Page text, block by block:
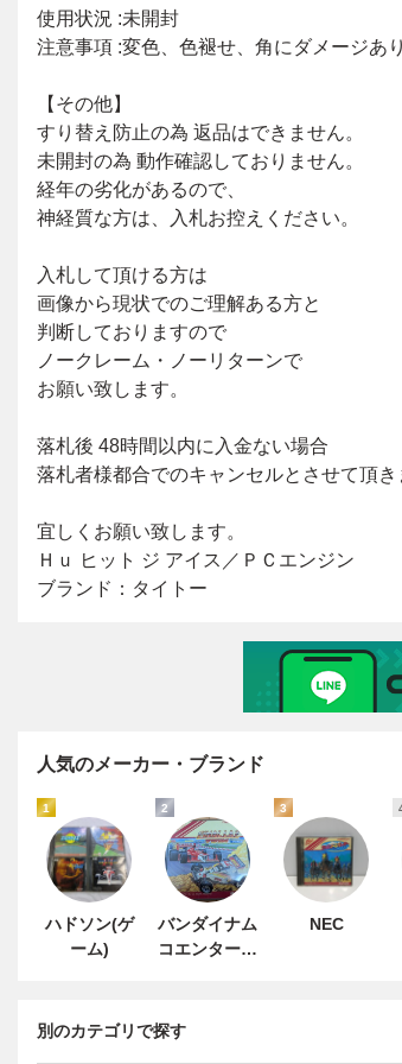
人気のメーカー・ブランド
1
ハドソン(ゲ
ーム)
2
バンダイナム
コエンターテ
3
NEC
別のカテゴリで探す